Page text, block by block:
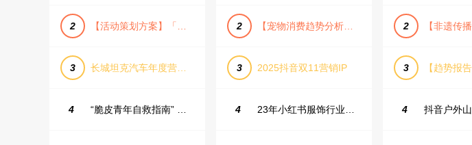
2 【活动策划方案】「团圆盛景」趣味中秋游园会活动策划方案
3 长城坦克汽车年度营销活动方案
4 “脆皮青年自救指南” 五一城市解压生活节活动策划案
2 【宠物消费趋势分析方案】2025年宠物市场消费报告（创意风/橙色风/数据驱动）
3 2025抖音双11营销IP
4 23年小红书服饰行业蒲公英投放指南
2
3
4